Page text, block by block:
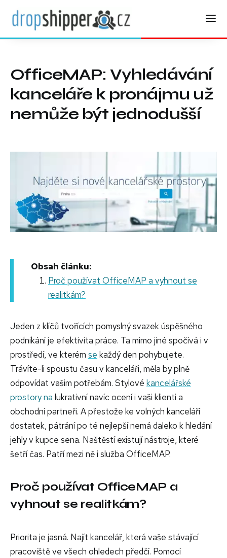
OfficeMAP: Vyhledávání
kanceláře k pronájmu už
nemůže být jednodušší
Obsah článku:
Proč používat OfficeMAP a vyhnout se
realitkám?
Jeden z klíčů tvořících pomyslný svazek úspěšného
podnikání je efektivita práce. Ta mimo jiné spočívá i v
prostředí, ve kterém se každý den pohybujete.
Trávíte-li spoustu času v kanceláři, měla by plně
odpovídat vašim potřebám. Stylové kancelářské
prostoryna lukrativní navíc ocení i vaši klienti a
obchodní partneři. A přestože ke volných kanceláří
dostatek, pátrání po té nejlepší nemá daleko k hledání
jehly v kupce sena. Naštěstí existují nástroje, které
šetří čas. Patří mezi ně i služba OfficeMAP.
Proč používat OfficeMAP a
vyhnout se realitkám?
Priorita je jasná. Najít kancelář, která vaše stávající
pracoviště ve všech ohledech předčí. Pomocí